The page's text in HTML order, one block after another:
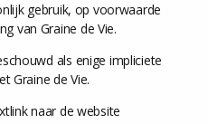
gebruik, op voorwaarde
van Graine de Vie.
als enige impliciete
Graine de Vie.
naar de website